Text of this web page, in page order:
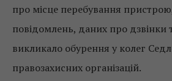
про місце перебування
повідомлень, даних про
викликало обурення у колег
правозахисних організацій.